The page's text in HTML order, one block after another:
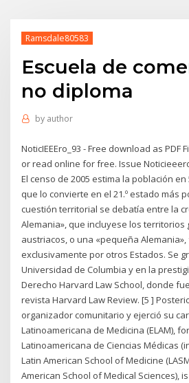
Ramsdale80583
Escuela de
no diploma
by author
NoticIEEEro_93 - Free download as PDF
or read online for free. Issue Noticieeero
El censo de 2005 estima la población
que lo convierte en el 21.º estado más
cuestión territorial se debatía entre la
Alemania», que incluyese los
austriacos, o una «pequeña
exclusivamente por otros Estados. Se
Universidad de Columbia y en la
Derecho Harvard Law School, donde
revista Harvard Law Review. [5 ]
organizador comunitario y ejerció su
Latinoamericana de Medicina (ELAM),
Latinoamericana de Ciencias Médicas
Latin American School of Medicine
American School of Medical Sciences),